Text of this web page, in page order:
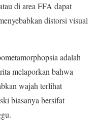
di area FFA dapat
distorsi visual
adalah
melaporkan bahwa
wajah terlihat
biasanya bersifat